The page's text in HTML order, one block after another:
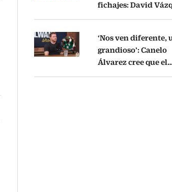
Opens in new windowfichajes: David
Opens in new window
‘Nos ven diferente,
grandioso’: Canelo
Álvarez cree que el